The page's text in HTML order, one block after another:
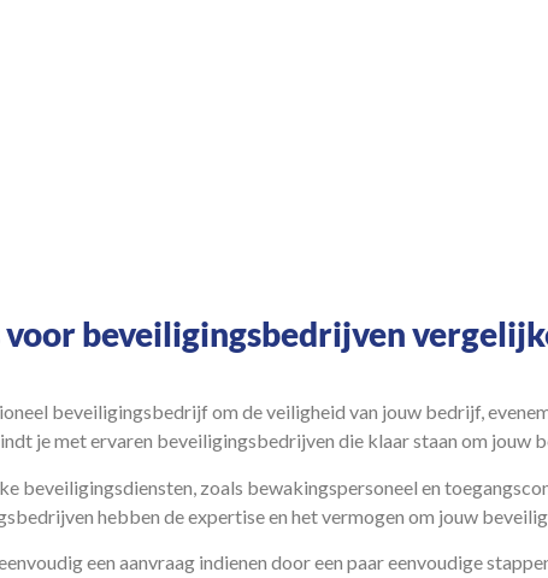
beveiligingsbedrijven
beveiligingsbedrijf om de veiligheid van jouw bedrijf,
je met ervaren beveiligingsbedrijven die klaar staan om jouw
beveiligingsdiensten, zoals bewakingspersoneel en
hebben de expertise en het vermogen om jouw
een aanvraag indienen door een paar eenvoudige